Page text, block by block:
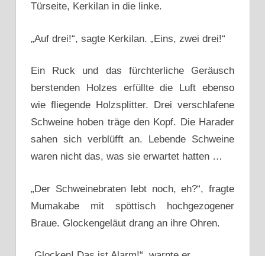
Türseite, Kerkilan in die linke.
„Auf drei!“, sagte Kerkilan. „Eins, zwei drei!“
Ein Ruck und das fürchterliche Geräusch
berstenden Holzes erfüllte die Luft ebenso
wie fliegende Holzsplitter. Drei verschlafene
Schweine hoben träge den Kopf. Die Harader
sahen sich verblüfft an. Lebende Schweine
waren nicht das, was sie erwartet hatten …
„Der Schweinebraten lebt noch, eh?“, fragte
Mumakabe mit spöttisch hochgezogener
Braue. Glockengeläut drang an ihre Ohren.